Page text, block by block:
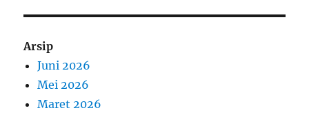
Arsip
Juni 2026
Mei 2026
Maret 2026